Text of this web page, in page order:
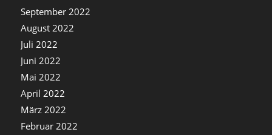
September 2022
August 2022
Juli 2022
Juni 2022
Mai 2022
April 2022
März 2022
Februar 2022